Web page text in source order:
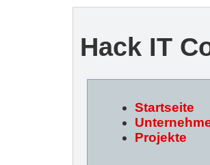
Hack IT
Startseite
Projekte